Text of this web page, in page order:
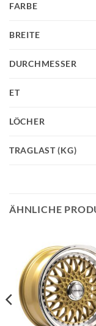
FARBE
BREITE
DURCHMESSER
ET
LÖCHER
TRAGLAST (KG)
ÄHNLICHE